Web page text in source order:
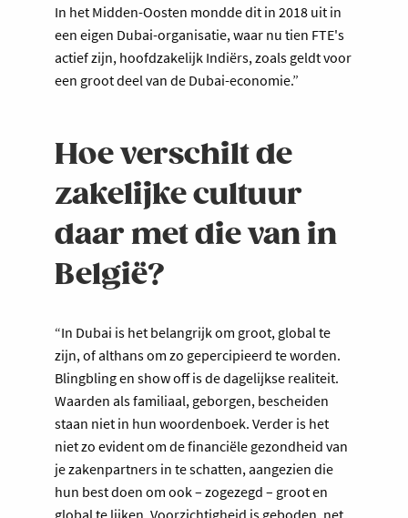
In het Midden-Oosten mondde dit in 2018 uit in
een eigen Dubai-organisatie, waar nu tien FTE's
actief zijn, hoofdzakelijk Indiërs, zoals geldt voor
een groot deel van de Dubai-economie.”
Hoe verschilt de
zakelijke cultuur
daar met die van in
België?
“In Dubai is het belangrijk om groot, global te
zijn, of althans om zo gepercipieerd te worden.
Blingbling en show off is de dagelijkse realiteit.
Waarden als familiaal, geborgen, bescheiden
staan niet in hun woordenboek. Verder is het
niet zo evident om de financiële gezondheid van
je zakenpartners in te schatten, aangezien die
hun best doen om ook – zogezegd – groot en